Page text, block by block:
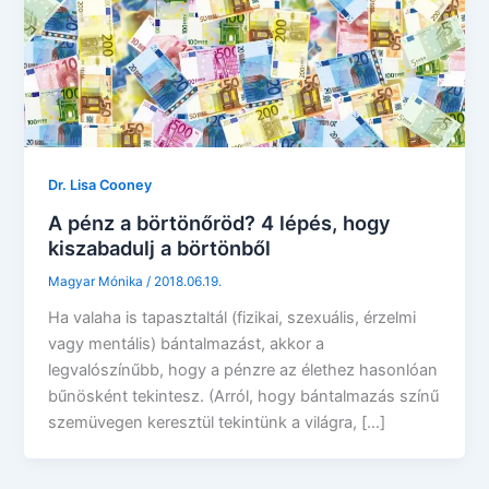
Dr. Lisa Cooney
A pénz a börtönőröd? 4 lépés, hogy
kiszabadulj a börtönből
Magyar Mónika / 2018.06.19.
Ha valaha is tapasztaltál (fizikai, szexuális, érzelmi
vagy mentális) bántalmazást, akkor a
legvalószínűbb, hogy a pénzre az élethez hasonlóan
bűnösként tekintesz. (Arról, hogy bántalmazás színű
szemüvegen keresztül tekintünk a világra, […]